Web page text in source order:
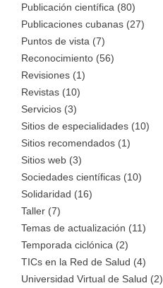
Publicación científica (80)
Publicaciones cubanas (27)
Puntos de vista (7)
Reconocimiento (56)
Revisiones (1)
Revistas (10)
Servicios (3)
Sitios de especialidades (10)
Sitios recomendados (1)
Sitios web (3)
Sociedades científicas (10)
Solidaridad (16)
Taller (7)
Temas de actualización (11)
Temporada ciclónica (2)
TICs en la Red de Salud (4)
Universidad Virtual de Salud (2)